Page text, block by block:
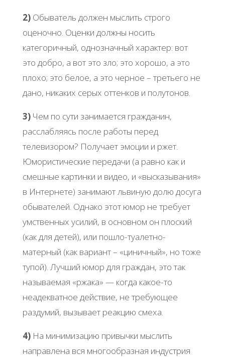
2)Обыватель должен мыслить строго
оценочно. Оценки должны носить
категоричный, однозначный характер: вот
это добро, а вот это зло; это хорошо, а это
плохо; это белое, а это черное – третьего не
дано, никаких серых оттенков и полутонов.
3)Чем по сути занимается гражданин,
расслабляясь после работы перед
телевизором? Получает эмоции и ржет.
Юмористические передачи (а равно как и
смешные картинки и видео, и «высказывания»
в Интернете) занимают львиную долю досуга
обывателей. Однако этот юмор не требует
умственных усилий, в основном он плоский
(как для детей), или пошло-туалетно-
матерный (как вариант – «циничный», но тоже
тупой). Лучший юмор для граждан, это так
называемая «ржака» — когда какое-то
неадекватное действие, не требующее
раздумий, вызывает реакцию смеха.
4)На минимизацию привычки мыслить
направлена вся многообразная индустрия